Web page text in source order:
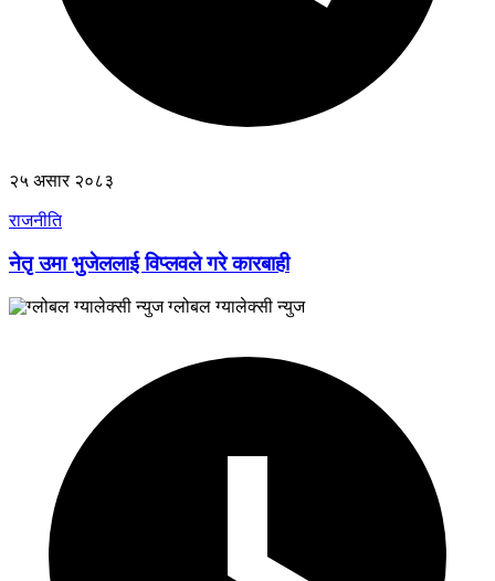
२५ असार २०८३
राजनीति
नेतृ उमा भुजेललाई विप्लवले गरे कारबाही
ग्लोबल ग्यालेक्सी न्युज